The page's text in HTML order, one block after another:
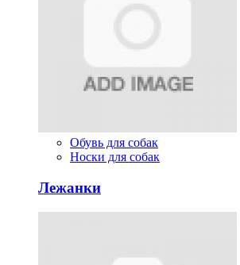
Обувь для собак
Носки для собак
Лежанки